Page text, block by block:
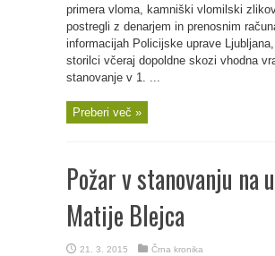
primera vloma, kamniški vlomilski
postregli z denarjem in prenosnim
informacijah Policijske uprave
storilci včeraj dopoldne skozi vhodna
stanovanje v 1. ...
Preberi več »
Požar v stanovanju na
Matije Blejca
21. 3. 2015 Črna kronika